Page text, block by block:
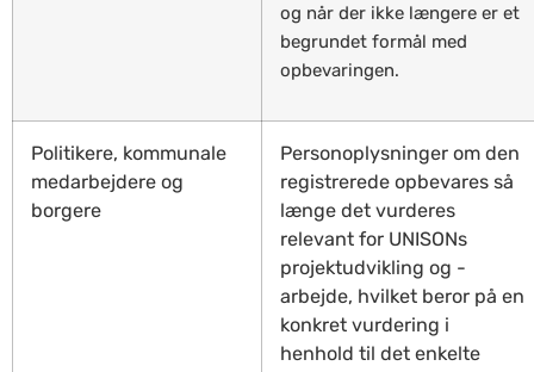
og når der ikke længere er et
begrundet formål med
opbevaringen.
Politikere, kommunale
medarbejdere og
borgere
Personoplysninger om den
registrerede opbevares så
længe det vurderes
relevant for UNISONs
projektudvikling og -
arbejde, hvilket beror på en
konkret vurdering i
henhold til det enkelte